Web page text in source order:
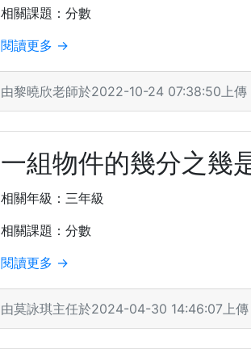
相關課題：分數
閱讀更多 →
由黎曉欣老師於2022-10-24 07:38:50上傳
一組物件的幾分之幾
相關年級：三年級
相關課題：分數
閱讀更多 →
由莫詠琪主任於2024-04-30 14:46:07上傳